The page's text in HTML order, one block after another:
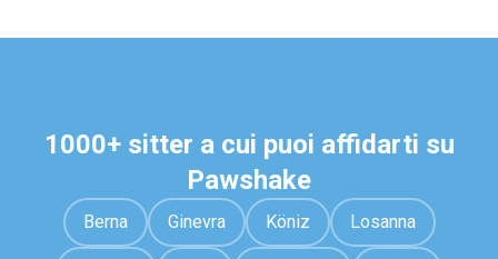
1000+ sitter a cui puoi affidarti su
Pawshake
Berna Ginevra Köniz Losanna